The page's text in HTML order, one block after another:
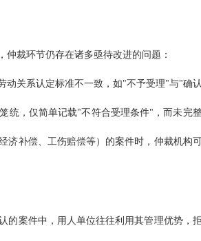
裁环节仍存在诸多亟待改进的问题：
动关系认定标准不一致，如"不予受理"与"确
统，仅简单记载"不符合受理条件"，而未完
济补偿、工伤赔偿等）的案件时，仲裁机构
的案件中，用人单位往往利用其管理优势，